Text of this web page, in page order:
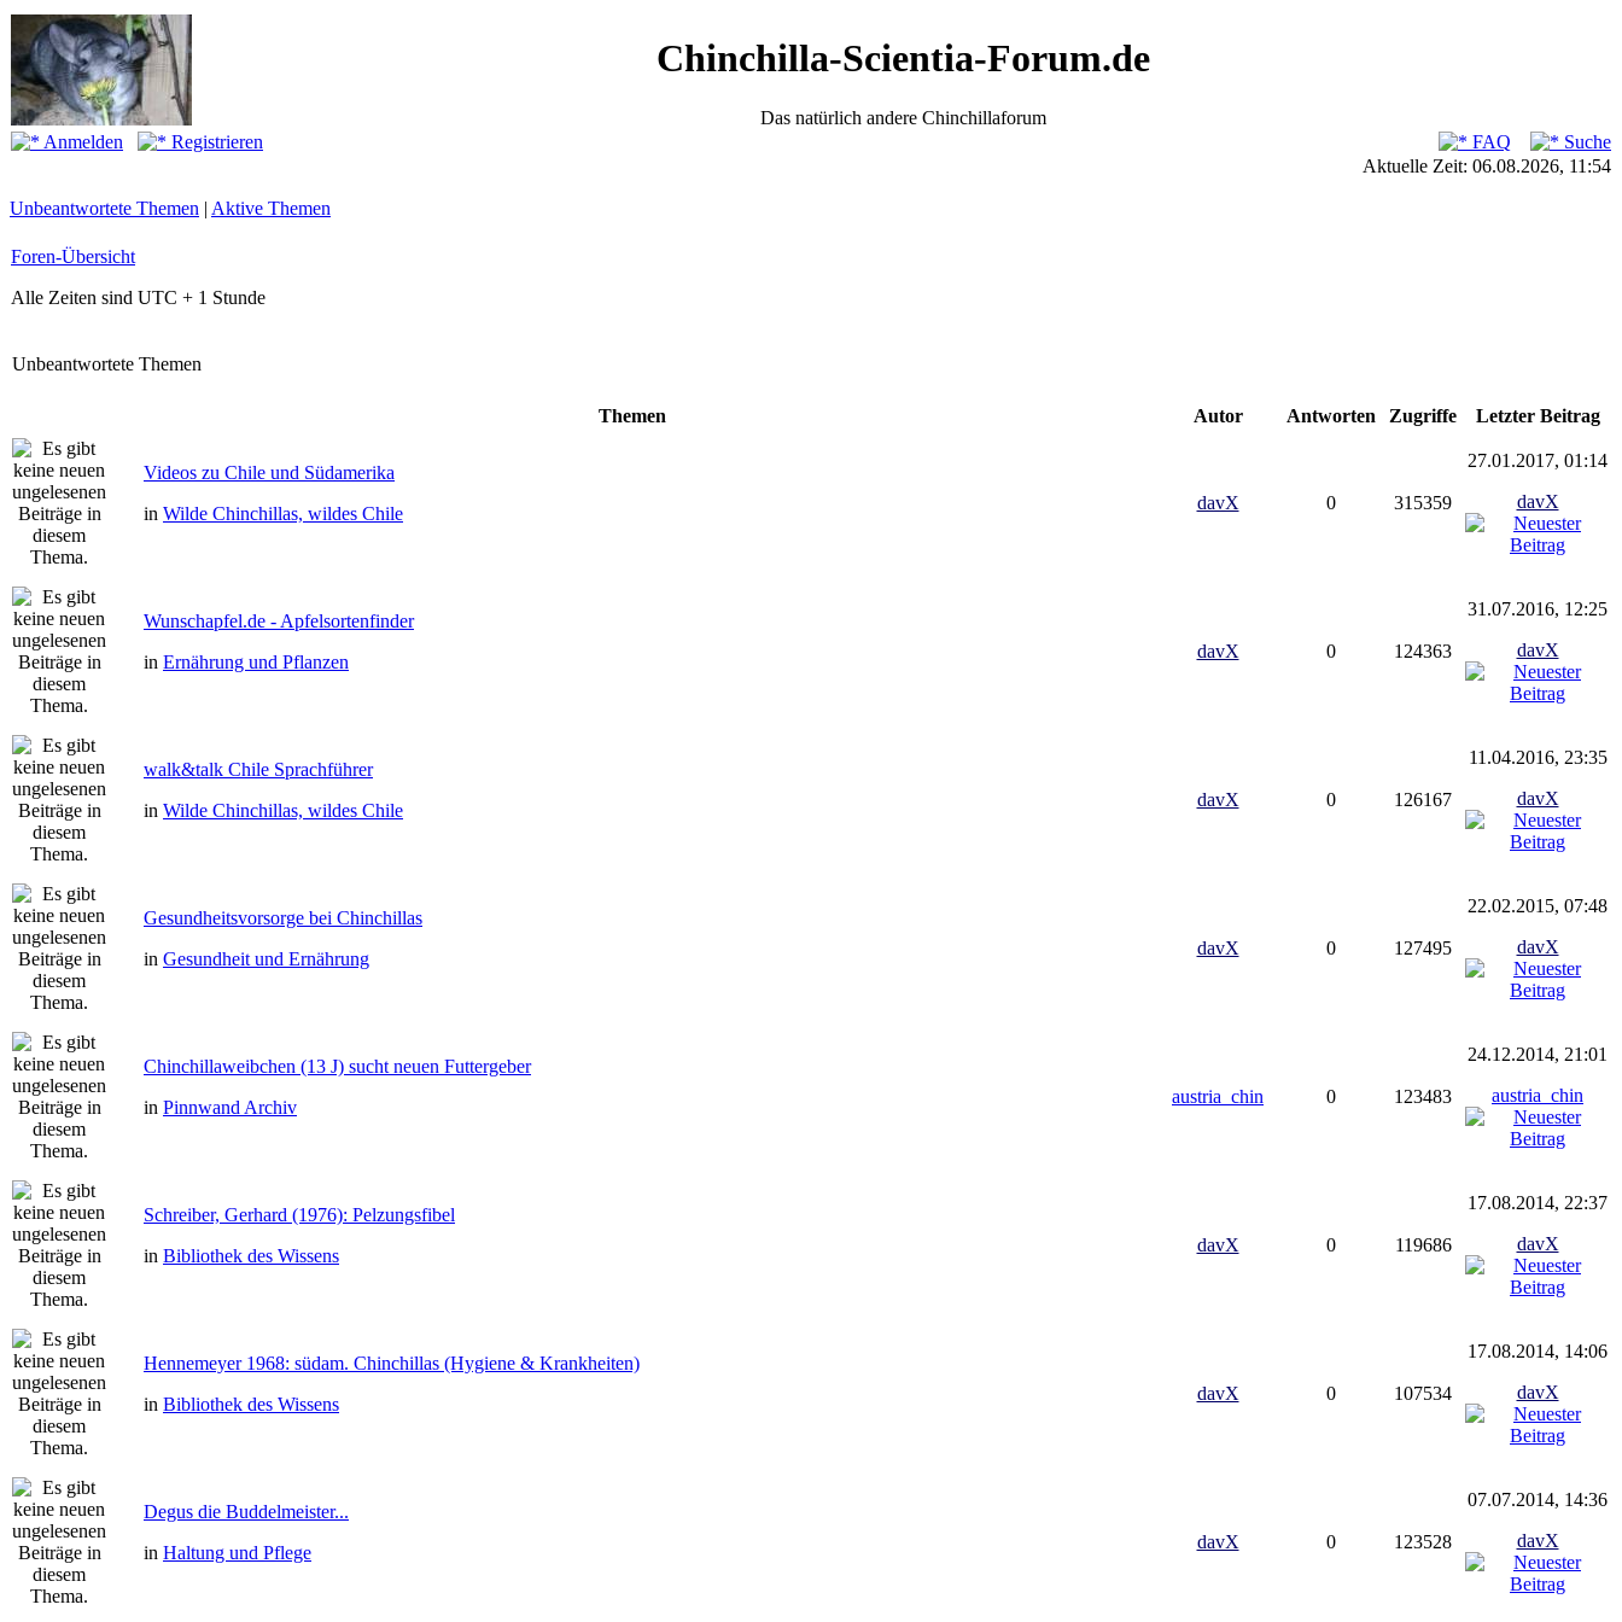
Chinchilla-Scientia-Forum.de
Das natürlich andere Chinchillaforum
Anmelden
Registrieren FAQ
Suche
Aktuelle Zeit: 06.08.2026, 11:54
Unbeantwortete Themen | Aktive Themen
Foren-Übersicht
Alle Zeiten sind UTC + 1 Stunde
Unbeantwortete Themen
Themen Autor Antworten Zugriffe Letzter Beitrag
Videos zu Chile und Südamerika
in Wilde Chinchillas, wildes Chile
davX 0 315359
27.01.2017, 01:14
davX
Wunschapfel.de - Apfelsortenfinder
in Ernährung und Pflanzen
davX 0 124363
31.07.2016, 12:25
davX
walk&talk Chile Sprachführer
in Wilde Chinchillas, wildes Chile
davX 0 126167
11.04.2016, 23:35
davX
Gesundheitsvorsorge bei Chinchillas
in Gesundheit und Ernährung
davX 0 127495
22.02.2015, 07:48
davX
Chinchillaweibchen (13 J) sucht neuen Futtergeber
in Pinnwand Archiv
austria_chin 0 123483
24.12.2014, 21:01
austria_chin
Schreiber, Gerhard (1976): Pelzungsfibel
in Bibliothek des Wissens
davX 0 119686
17.08.2014, 22:37
davX
Hennemeyer 1968: südam. Chinchillas (Hygiene & Krankheiten)
in Bibliothek des Wissens
davX 0 107534
17.08.2014, 14:06
davX
Degus die Buddelmeister...
in Haltung und Pflege
davX 0 123528
07.07.2014, 14:36
davX